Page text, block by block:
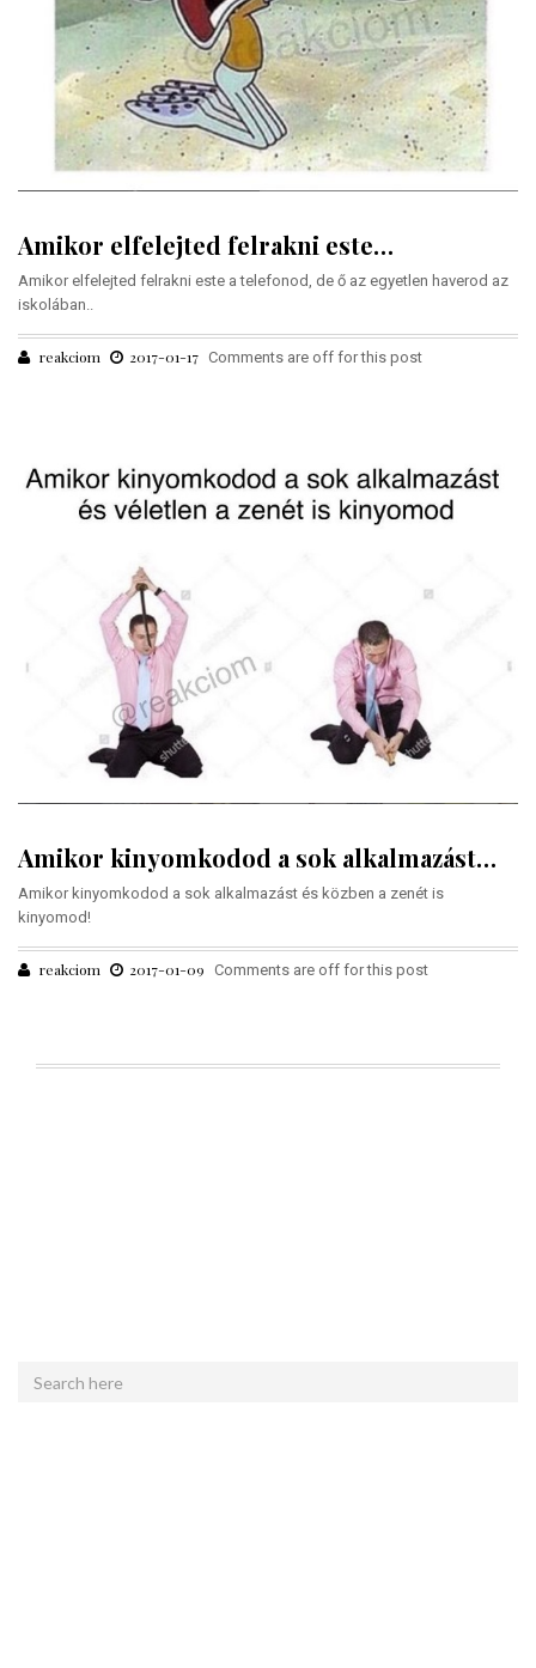
Amikor elfelejted felrakni este…
Amikor elfelejted felrakni este a telefonod, de ő az egyetlen haverod az
iskolában..
reakciom 2017-01-17 Comments are off for this post
Amikor kinyomkodod a sok alkalmazást…
Amikor kinyomkodod a sok alkalmazást és közben a zenét is
kinyomod!
reakciom 2017-01-09 Comments are off for this post